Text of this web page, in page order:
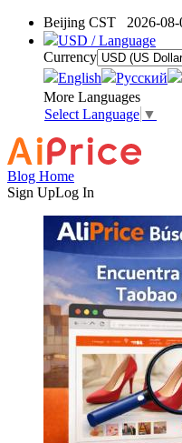
Beijing CST 2026-
USD / Language
Currency
English
Pусский
More Languages
Select Language ▼
Blog Home
Sign UpLog In